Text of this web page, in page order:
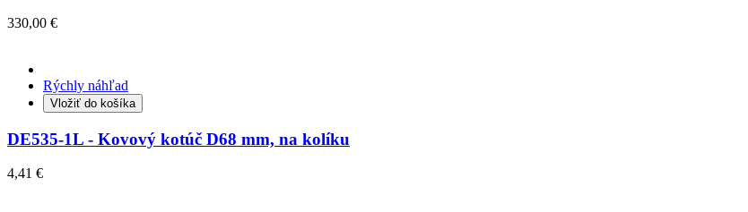
330,00 €
Rýchly náhľad
Vložiť do košíka
DE535-1L - Kovový kotúč D68 mm, na kolíku
4,41 €